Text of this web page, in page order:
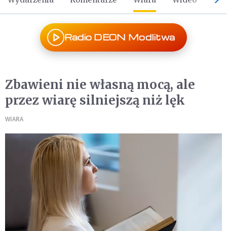
Radio DEON Modlitwa
Zbawieni nie własną mocą, ale
przez wiarę silniejszą niż lęk
WIARA